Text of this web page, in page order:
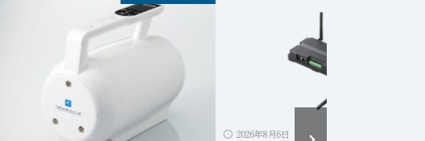
2026年8月6日